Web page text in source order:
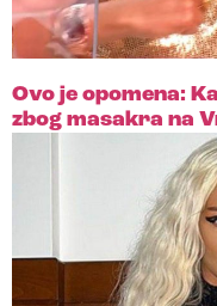
Ovo je opomena:
zbog masakra na